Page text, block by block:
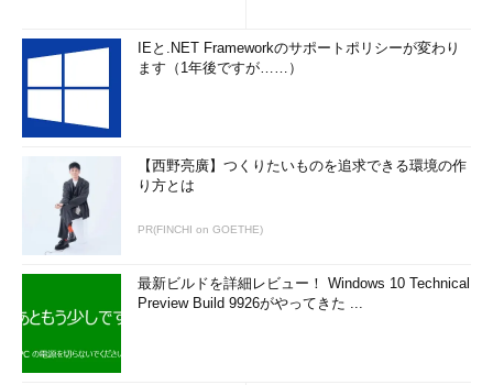
IEと.NET Frameworkのサポートポリシーが変わり
ます（1年後ですが……）
【西野亮廣】つくりたいものを追求できる環境の作
り方とは
PR(FINCHI on GOETHE)
最新ビルドを詳細レビュー！ Windows 10 Technical
Preview Build 9926がやってきた ...